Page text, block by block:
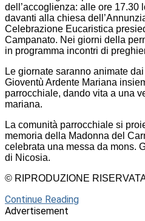
dell’accoglienza: alle ore 17.30
davanti alla chiesa
Celebrazione Eucaristica
Campanato. Nei giorni della
in programma incontri di
Le giornate saranno animate
Gioventù Ardente Mariana
parrocchiale, dando vita a una
mariana.
La comunità parrocchiale si
memoria della Madonna del
celebrata una messa da mons.
di Nicosia.
© RIPRODUZIONE
Continue Reading
Advertisement